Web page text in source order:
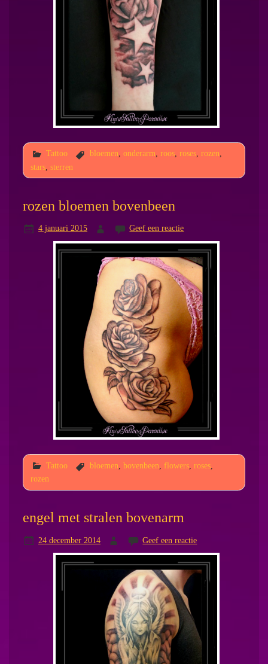
Tattoo bloemen, onderarm, roos, roses, rozen,
stars, sterren
rozen bloemen bovenbeen
4 januari 2015 Geef een reactie
Tattoo bloemen bovenbeen flowers, roses,
rozen
engel met stralen bovenarm
24 december 2014 Geef een reactie